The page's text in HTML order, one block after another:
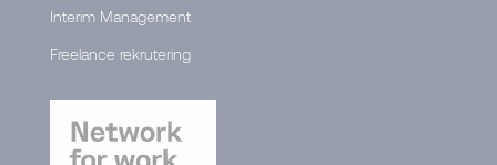
Interim Management
Freelance rekrutering